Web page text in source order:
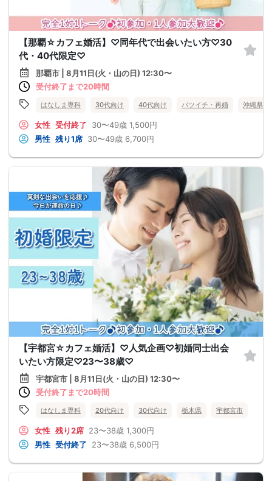
【那覇☆カフェ婚活】♡同年代で出会いたい方♡30
代・40代限定♡
那覇市 | 8月11日(火・山の日) 12:30〜
受付終了まで20時間
はなしま専科 30代向け 40代向け バツイチ・再婚 沖縄県
女性 受付終了 30〜49歳 1,500円
男性 残り1席 30〜49歳 6,700円
【宇都宮☆カフェ婚活】♡人気企画♡初婚同士出会
いたい方限定♡23〜38歳♡
宇都宮市 | 8月11日(火・山の日) 12:30〜
受付終了まで20時間
はなしま専科 20代向け 30代向け 栃木県 宇都宮市
女性 残り2席 23〜38歳 1,300円
男性 受付終了 23〜38歳 6,500円